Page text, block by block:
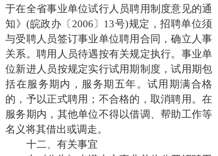
于在全省事业单位试行人员聘用制度意见的通
知》(皖政办〔2006〕13号)规定，招聘单位须
与受聘人员签订事业单位聘用合同，确立人事
关系。聘用人员待遇按有关规定执行。事业单
位新进人员按规定实行试用期制度，试用期包
括在服务期内，服务期五年。试用期满合格
的，予以正式聘用；不合格的，取消聘用。在
服务期内，其他单位不得以借调、帮助工作等
名义将其借出或调走。
十二、有关事宜